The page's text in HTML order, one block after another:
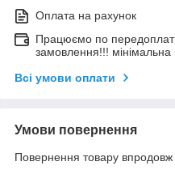
Оплата на рахунок
Працюємо по
замовлення!!!
Всі умови оплати
Умови повернення
Повернення товару впродовж